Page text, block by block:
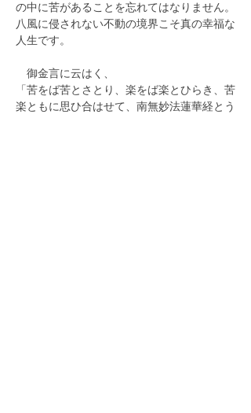
の中に苦があることを忘れてはなりません。
八風に侵されない不動の境界こそ真の幸福な
人生です。
御金言に云はく、
「苦をば苦とさとり、楽をば楽とひらき、苦
楽ともに思ひ合はせて、南無妙法蓮華経とう